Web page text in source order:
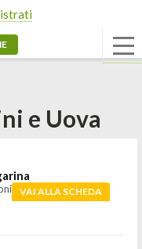
e Uova
VAI ALLA SCHEDA